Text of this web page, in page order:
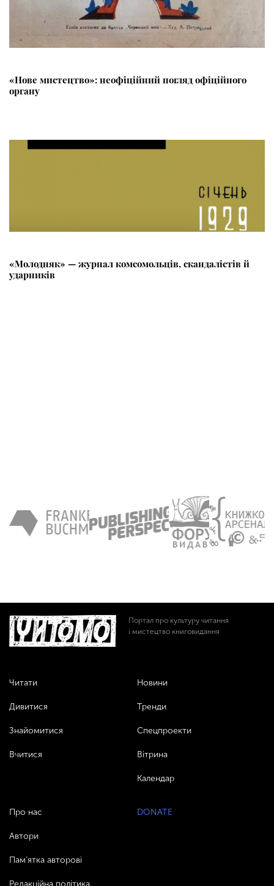
«Нове мистецтво»: неофіційний погляд офіційного
органу
«Молодняк» — журнал комсомольців, скандалістів й
ударників
Портал про культуру читання
і мистецтво книговидання
Читати
Дивитися
Знайомитися
Вчитися
Новини
Тренди
Спецпроекти
Вітрина
Календар
Про нас
Автори
Пам’ятка авторові
DONATE